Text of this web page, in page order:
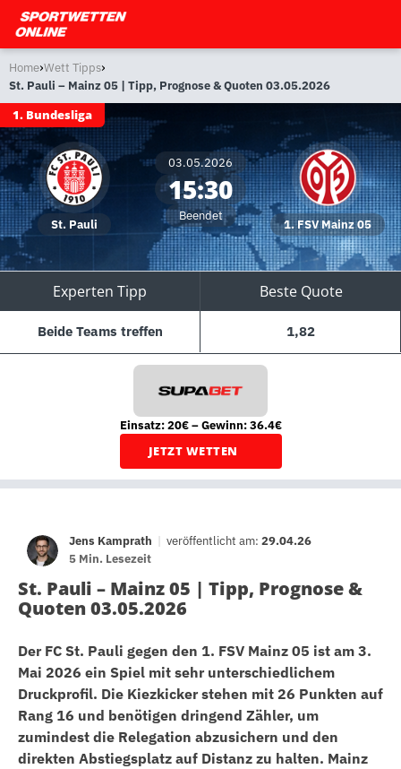
Home›Wett Tipps›
St. Pauli – Mainz 05 | Tipp, Prognose & Quoten 03.05.2026
1. Bundesliga
St. Pauli
03.05.2026
15:30
Beendet
1. FSV Mainz 05
Experten Tipp Beste Quote
Beide Teams treffen 1,82
Einsatz: 20€ – Gewinn: 36.4€
JETZT WETTEN
Jens Kamprath | veröffentlicht am: 29.04.26
5 Min. Lesezeit
St. Pauli – Mainz 05 | Tipp, Prognose &
Quoten 03.05.2026
Der FC St. Pauli gegen den 1. FSV Mainz 05 ist am 3.
Mai 2026 ein Spiel mit sehr unterschiedlichem
Druckprofil. Die Kiezkicker stehen mit 26 Punkten auf
Rang 16 und benötigen dringend Zähler, um
zumindest die Relegation abzusichern und den
direkten Abstiegsplatz auf Distanz zu halten. Mainz